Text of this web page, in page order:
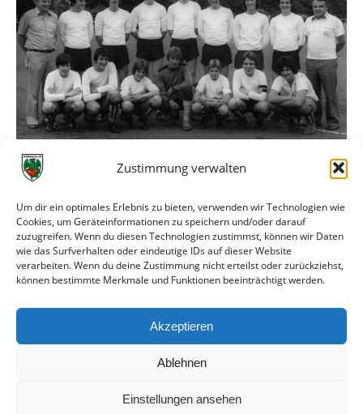
Zustimmung verwalten
Um dir ein optimales Erlebnis zu bieten, verwenden wir Technologien wie
Cookies, um Geräteinformationen zu speichern und/oder darauf
zuzugreifen. Wenn du diesen Technologien zustimmst, können wir Daten
wie das Surfverhalten oder eindeutige IDs auf dieser Website
verarbeiten. Wenn du deine Zustimmung nicht erteilst oder zurückziehst,
können bestimmte Merkmale und Funktionen beeinträchtigt werden.
Akzeptieren
Ablehnen
Einstellungen ansehen
Obere Reihe v.l.n.r.:
Betreuer Dörsam, Michael Jäger, Hans-Jörg Herder, ? , Horst
Lang, Ludwig Kropp, Horst Finsterle, Harald Stark, Trainer
Manfred Neidig.
Untere Reihe v.l.n.r.:
Detlef ?, Stefan Kohn, Ralf Uhl, Horst Gander, Andrew
Oswald, Jochen Dörsam, Toni Brassen.